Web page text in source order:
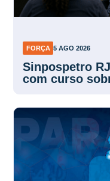
FORÇA 5 AGO 2026
Sinpospetro
com curso